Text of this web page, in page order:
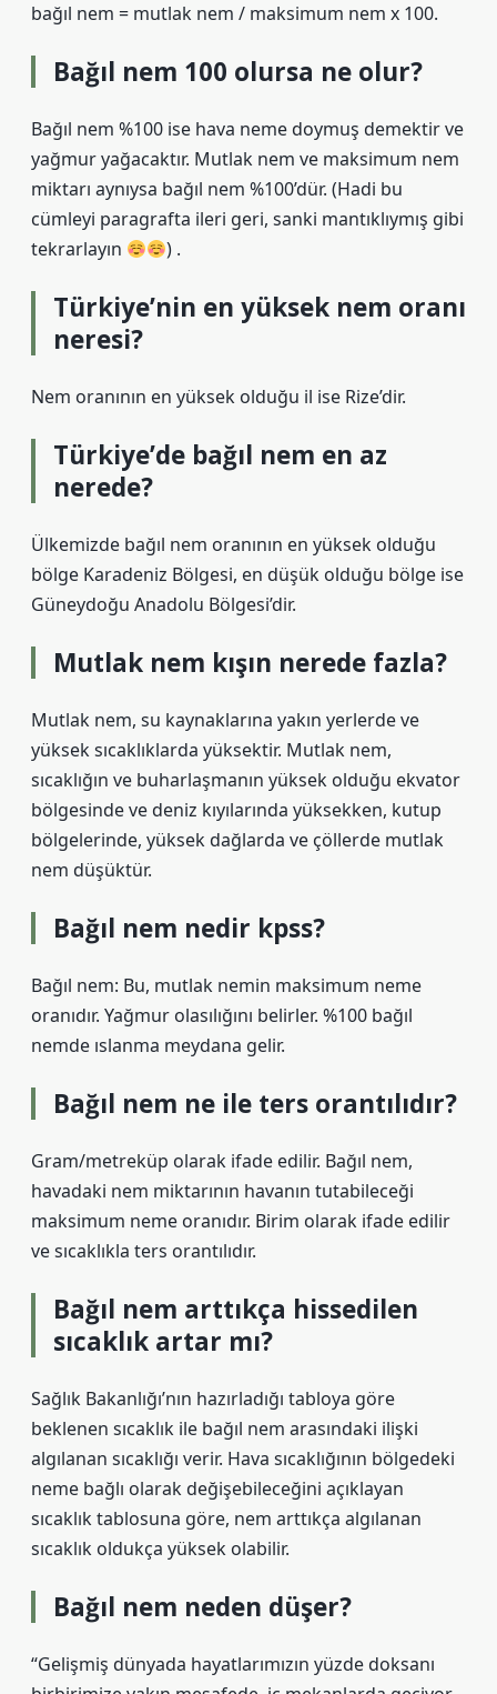
bağıl nem = mutlak nem / maksimum nem x 100.
Bağıl nem 100 olursa ne olur?
Bağıl nem %100 ise hava neme doymuş demektir ve
yağmur yağacaktır. Mutlak nem ve maksimum nem
miktarı aynıysa bağıl nem %100’dür. (Hadi bu
cümleyi paragrafta ileri geri, sanki mantıklıymış gibi
tekrarlayın
) .
Türkiye’nin en yüksek nem oranı
neresi?
Nem oranının en yüksek olduğu il ise Rize’dir.
Türkiye’de bağıl nem en az
nerede?
Ülkemizde bağıl nem oranının en yüksek olduğu
bölge Karadeniz Bölgesi, en düşük olduğu bölge ise
Güneydoğu Anadolu Bölgesi’dir.
Mutlak nem kışın nerede fazla?
Mutlak nem, su kaynaklarına yakın yerlerde ve
yüksek sıcaklıklarda yüksektir. Mutlak nem,
sıcaklığın ve buharlaşmanın yüksek olduğu ekvator
bölgesinde ve deniz kıyılarında yüksekken, kutup
bölgelerinde, yüksek dağlarda ve çöllerde mutlak
nem düşüktür.
Bağıl nem nedir kpss?
Bağıl nem: Bu, mutlak nemin maksimum neme
oranıdır. Yağmur olasılığını belirler. %100 bağıl
nemde ıslanma meydana gelir.
Bağıl nem ne ile ters orantılıdır?
Gram/metreküp olarak ifade edilir. Bağıl nem,
havadaki nem miktarının havanın tutabileceği
maksimum neme oranıdır. Birim olarak ifade edilir
ve sıcaklıkla ters orantılıdır.
Bağıl nem arttıkça hissedilen
sıcaklık artar mı?
Sağlık Bakanlığı’nın hazırladığı tabloya göre
beklenen sıcaklık ile bağıl nem arasındaki ilişki
algılanan sıcaklığı verir. Hava sıcaklığının bölgedeki
neme bağlı olarak değişebileceğini açıklayan
sıcaklık tablosuna göre, nem arttıkça algılanan
sıcaklık oldukça yüksek olabilir.
Bağıl nem neden düşer?
“Gelişmiş dünyada hayatlarımızın yüzde doksanı